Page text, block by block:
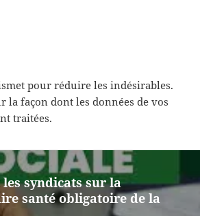
pour réduire les indésirables.
la façon dont les données de vos
traitées.
les syndicats sur la
santé obligatoire de la